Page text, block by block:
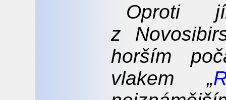
Oproti
z
horším
vlakem „